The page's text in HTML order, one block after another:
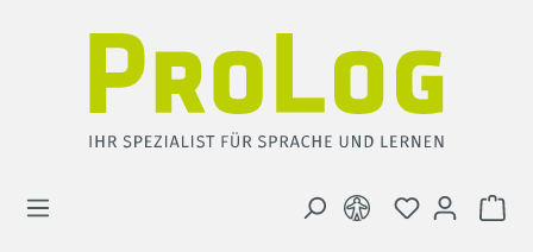
DU HAST 0